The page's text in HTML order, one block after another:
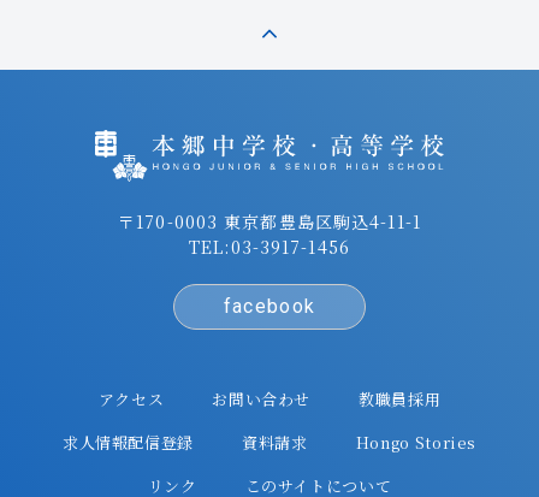
〒170-0003 東京都豊島区駒込4-11-1
TEL:03-3917-1456
facebook
アクセス お問い合わせ
教職員採用
求人情報配信登録
資料請求
Hongo Stories
リンク
このサイトについて